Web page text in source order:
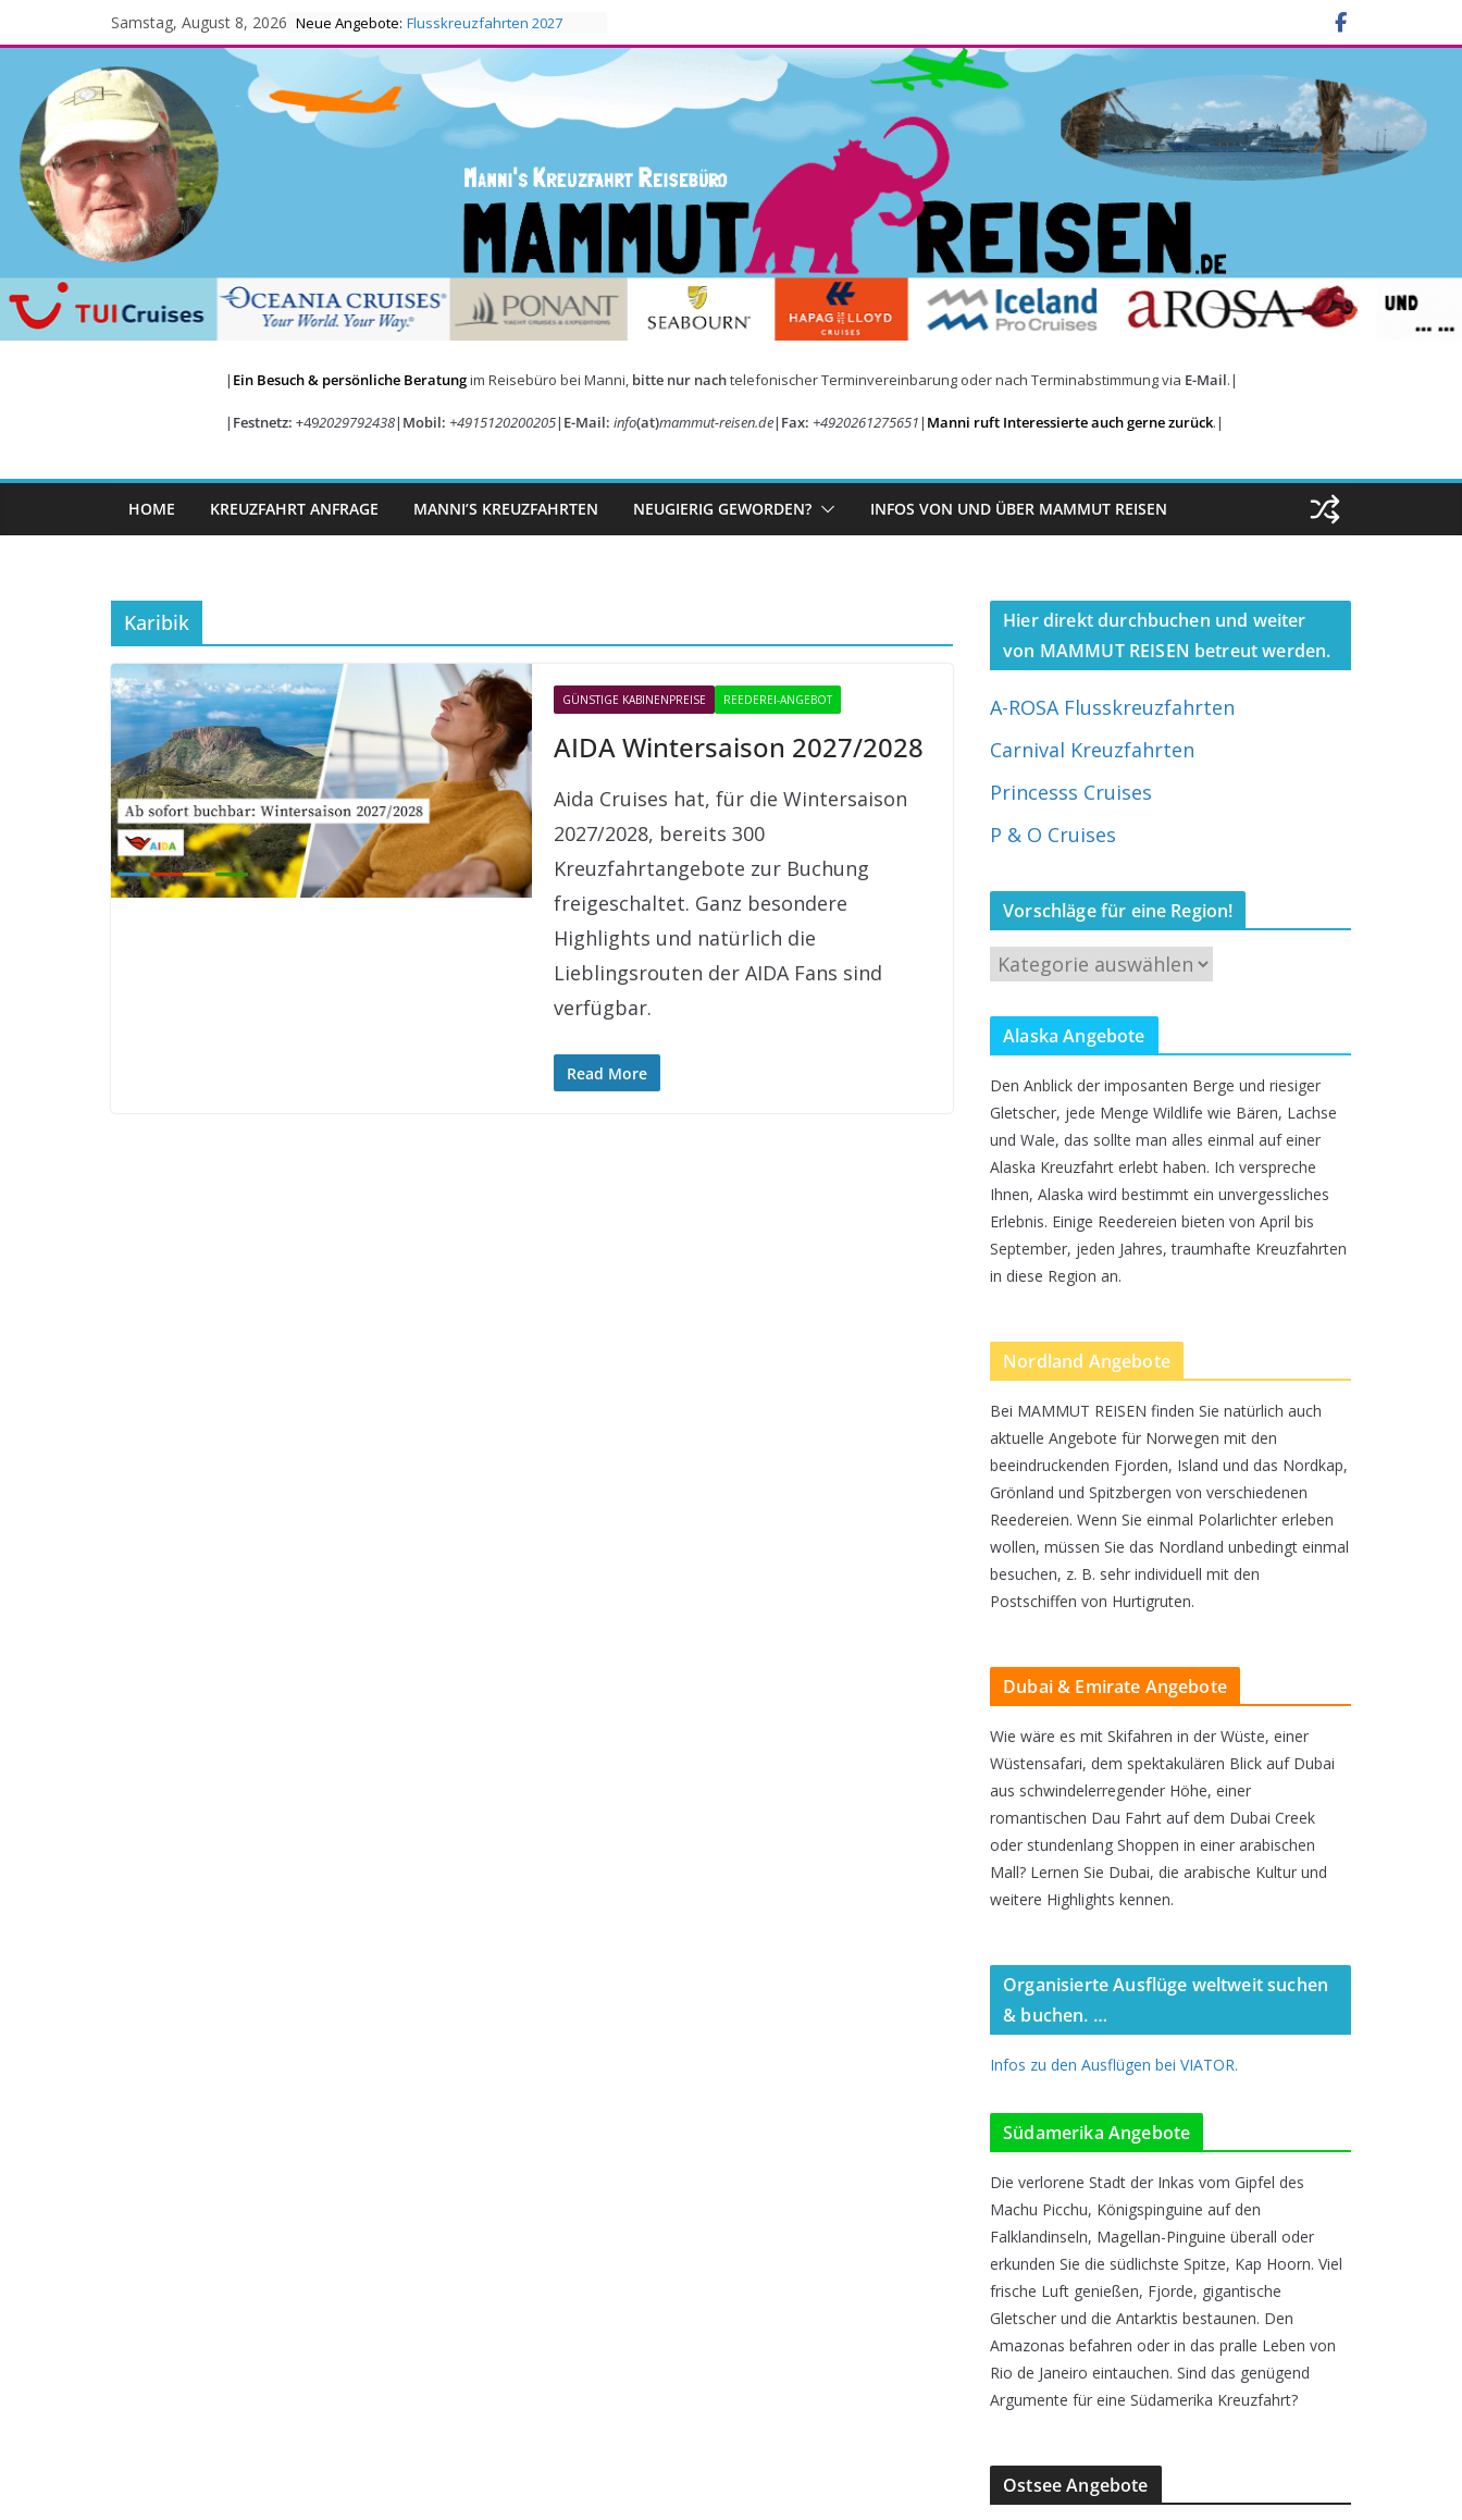
to
content
Samstag, August 8, 2026 Neue Angebote: Flusskreuzfahrten 2027
AIDA Wintersaison 2027/2028
| Ein Besuch & persönliche Beratungim Reisebüro bei Manni, bitte nur nachtelefonischer Terminvereinbarung oder nach Terminabstimmung via E-Mail.|
| Festnetz: +492029792438| Mobil: +4915120200205| E-Mail: info(at)mammut-reisen.de| Fax: +4920261275651| Manni ruft Interessierte auch gerne zurück.|
HOME KREUZFAHRT ANFRAGE MANNI’S KREUZFAHRTEN NEUGIERIG GEWORDEN? INFOS VON UND ÜBER MAMMUT REISEN
Karibik
GÜNSTIGE KABINENPREISE REEDEREI-ANGEBOT
AIDA Wintersaison 2027/2028
Aida Cruises hat, für die Wintersaison
2027/2028, bereits 300
Kreuzfahrtangebote zur Buchung
freigeschaltet. Ganz besondere
Highlights und natürlich die
Lieblingsrouten der AIDA Fans sind
verfügbar.
Read More
Hier direkt durchbuchen und weiter
von MAMMUT REISEN betreut werden.
A-ROSA Flusskreuzfahrten
Carnival Kreuzfahrten
Princesss Cruises
P & O Cruises
Vorschläge für eine Region!
V
c
h
l
ä
g
e
ü
r
e
i
n
e
R
n
!
Alaska Angebote
Den Anblick der imposanten Berge und riesiger
Gletscher, jede Menge Wildlife wie Bären, Lachse
und Wale, das sollte man alles einmal auf einer
Alaska Kreuzfahrt erlebt haben. Ich verspreche
Ihnen, Alaska wird bestimmt ein unvergessliches
Erlebnis. Einige Reedereien bieten von April bis
September, jeden Jahres, traumhafte Kreuzfahrten
in diese Region an.
Nordland Angebote
Bei MAMMUT REISEN finden Sie natürlich auch
aktuelle Angebote für Norwegen mit den
beeindruckenden Fjorden, Island und das Nordkap,
Grönland und Spitzbergen von verschiedenen
Reedereien. Wenn Sie einmal Polarlichter erleben
wollen, müssen Sie das Nordland unbedingt einmal
besuchen, z. B. sehr individuell mit den
Postschiffen von Hurtigruten.
Dubai & Emirate Angebote
Wie wäre es mit Skifahren in der Wüste, einer
Wüstensafari, dem spektakulären Blick auf Dubai
aus schwindelerregender Höhe, einer
romantischen Dau Fahrt auf dem Dubai Creek
oder stundenlang Shoppen in einer arabischen
Mall? Lernen Sie Dubai, die arabische Kultur und
weitere Highlights kennen.
Organisierte Ausflüge weltweit suchen
& buchen. …
Infos zu den Ausflügen bei VIATOR.
Südamerika Angebote
Die verlorene Stadt der Inkas vom Gipfel des
Machu Picchu, Königspinguine auf den
Falklandinseln, Magellan-Pinguine überall oder
erkunden Sie die südlichste Spitze, Kap Hoorn. Viel
frische Luft genießen, Fjorde, gigantische
Gletscher und die Antarktis bestaunen. Den
Amazonas befahren oder in das pralle Leben von
Rio de Janeiro eintauchen. Sind das genügend
Argumente für eine Südamerika Kreuzfahrt?
Ostsee Angebote